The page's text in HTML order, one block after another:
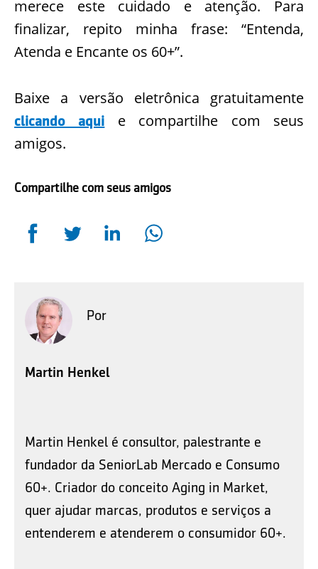
merece este cuidado e atenção. Para
finalizar, repito minha frase: “Entenda,
Atenda e Encante os 60+”.
Baixe a versão eletrônica gratuitamente
clicando aqui
e compartilhe com seus
amigos.
Compartilhe com seus amigos
Por
Martin Henkel
Martin Henkel é consultor, palestrante e
fundador da SeniorLab Mercado e Consumo
60+. Criador do conceito Aging in Market,
quer ajudar marcas, produtos e serviços a
entenderem e atenderem o consumidor 60+.